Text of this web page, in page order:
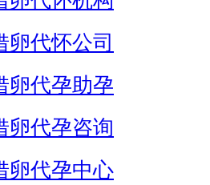
卵代怀公司
卵代孕助孕
卵代孕咨询
卵代孕中心